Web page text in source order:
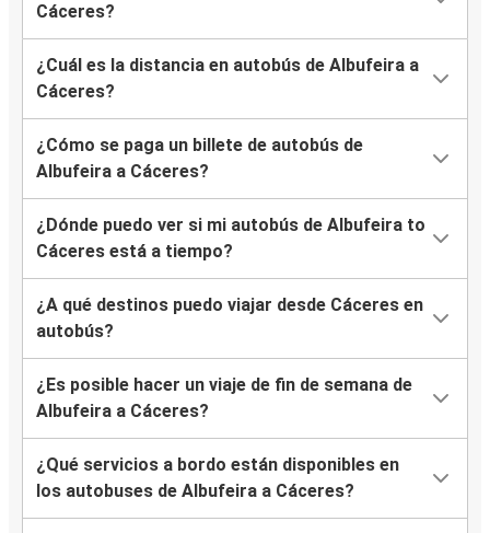
Cáceres?
¿Cuál es la distancia en autobús de Albufeira a
Cáceres?
¿Cómo se paga un billete de autobús de
Albufeira a Cáceres?
¿Dónde puedo ver si mi autobús de Albufeira to
Cáceres está a tiempo?
¿A qué destinos puedo viajar desde Cáceres en
autobús?
¿Es posible hacer un viaje de fin de semana de
Albufeira a Cáceres?
¿Qué servicios a bordo están disponibles en
los autobuses de Albufeira a Cáceres?